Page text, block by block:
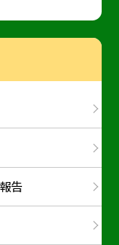
告